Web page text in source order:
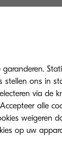
stellen ons in
via de
alle
weigeren
op uw